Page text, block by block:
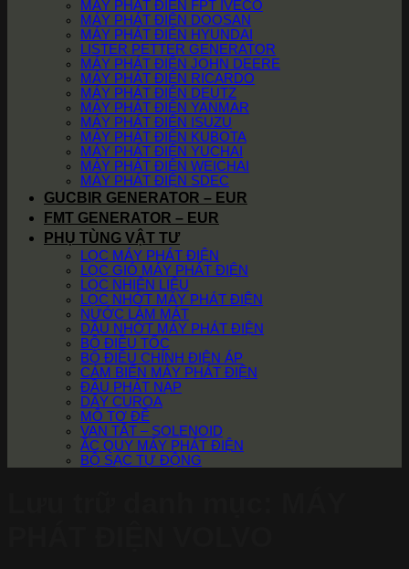
MÁY PHÁT ĐIỆN FPT IVECO
MÁY PHÁT ĐIỆN DOOSAN
MÁY PHÁT ĐIỆN HYUNDAI
LISTER PETTER GENERATOR
MÁY PHÁT ĐIỆN JOHN DEERE
MÁY PHÁT ĐIỆN RICARDO
MÁY PHÁT ĐIỆN DEUTZ
MÁY PHÁT ĐIỆN YANMAR
MÁY PHÁT ĐIỆN ISUZU
MÁY PHÁT ĐIỆN KUBOTA
MÁY PHÁT ĐIỆN YUCHAI
MÁY PHÁT ĐIỆN WEICHAI
MÁY PHÁT ĐIỆN SDEC
GUCBIR GENERATOR – EUR
FMT GENERATOR – EUR
PHỤ TÙNG VẬT TƯ
LỌC MÁY PHÁT ĐIỆN
LỌC GIÓ MÁY PHÁT ĐIỆN
LỌC NHIÊN LIỆU
LỌC NHỚT MÁY PHÁT ĐIỆN
NƯỚC LÀM MÁT
DẦU NHỚT MÁY PHÁT ĐIỆN
BỘ ĐIỀU TỐC
BỘ ĐIỀU CHỈNH ĐIỆN ÁP
CẢM BIẾN MÁY PHÁT ĐIỆN
ĐẦU PHÁT NẠP
DÂY CUROA
MÔ TƠ ĐỀ
VAN TẮT – SOLENOID
ẮC QUY MÁY PHÁT ĐIỆN
BỘ SẠC TỰ ĐỘNG